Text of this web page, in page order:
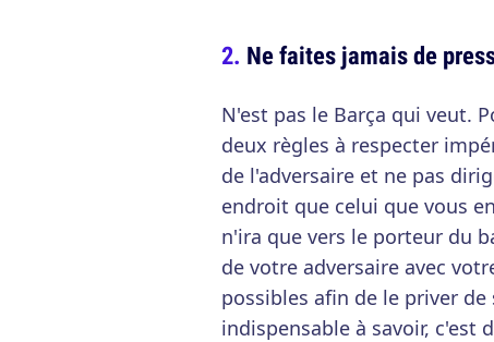
Ne faites jamais de
N'est pas le Barça qui veut.
deux règles à respecter
de l'adversaire et ne pas
endroit que celui que vous
n'ira que vers le porteur du
de votre adversaire avec
possibles afin de le priver
indispensable à savoir, c'est